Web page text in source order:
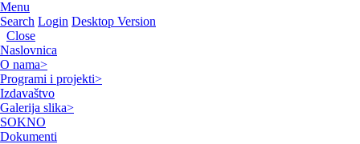
Menu
Search Login Desktop Version
Close
Naslovnica
O nama>
Programi i projekti>
Izdavaštvo
Galerija slika>
SOKNO
Dokumenti